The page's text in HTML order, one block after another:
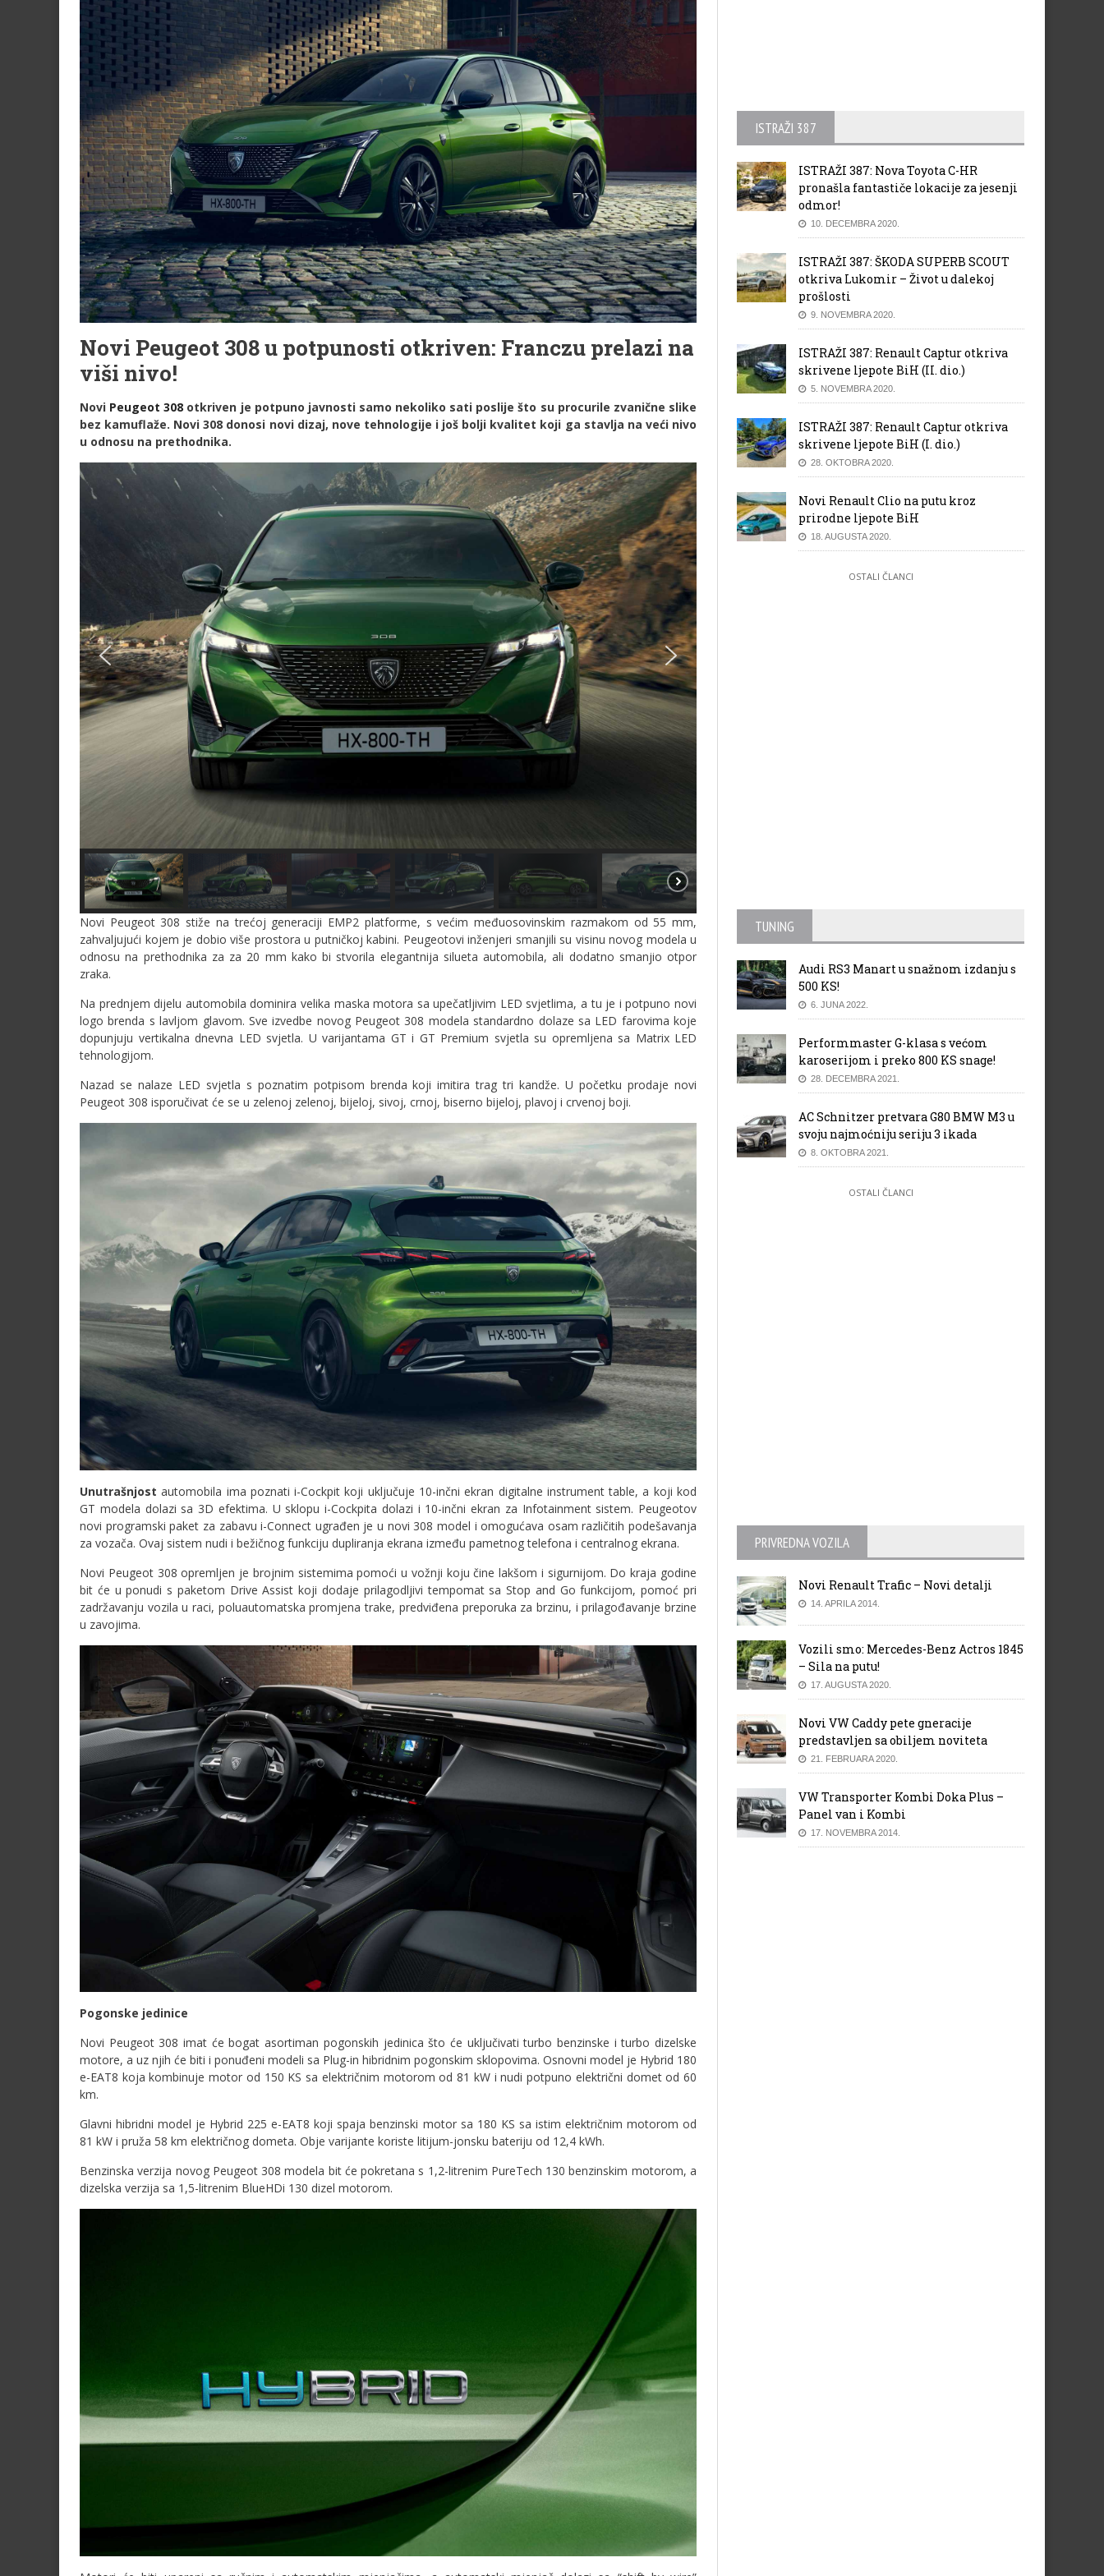
Novi Peugeot 308 u potpunosti otkriven: Franczu prelazi na
viši nivo!
Novi Peugeot 308 otkriven je potpuno javnosti samo nekoliko sati poslije što su procurile zvanične slike
bez kamuflaže. Novi 308 donosi novi dizaj, nove tehnologije i još bolji kvalitet koji ga stavlja na veći nivo
u odnosu na prethodnika.
Novi Peugeot 308 stiže na trećoj generaciji EMP2 platforme, s većim međuosovinskim razmakom od 55 mm,
zahvaljujući kojem je dobio više prostora u putničkoj kabini. Peugeotovi inženjeri smanjili su visinu novog modela u
odnosu na prethodnika za za 20 mm kako bi stvorila elegantnija silueta automobila, ali dodatno smanjio otpor
zraka.
Na prednjem dijelu automobila dominira velika maska motora sa upečatljivim LED svjetlima, a tu je i potpuno novi
logo brenda s lavljom glavom. Sve izvedbe novog Peugeot 308 modela standardno dolaze sa LED farovima koje
dopunjuju vertikalna dnevna LED svjetla. U varijantama GT i GT Premium svjetla su opremljena sa Matrix LED
tehnologijom.
Nazad se nalaze LED svjetla s poznatim potpisom brenda koji imitira trag tri kandže. U početku prodaje novi
Peugeot 308 isporučivat će se u zelenoj zelenoj, bijeloj, sivoj, crnoj, biserno bijeloj, plavoj i crvenoj boji.
Unutrašnjost automobila ima poznati i-Cockpit koji uključuje 10-inčni ekran digitalne instrument table, a koji kod
GT modela dolazi sa 3D efektima. U sklopu i-Cockpita dolazi i 10-inčni ekran za Infotainment sistem. Peugeotov
novi programski paket za zabavu i-Connect ugrađen je u novi 308 model i omogućava osam različitih podešavanja
za vozača. Ovaj sistem nudi i bežičnog funkciju dupliranja ekrana između pametnog telefona i centralnog ekrana.
Novi Peugeot 308 opremljen je brojnim sistemima pomoći u vožnji koju čine lakšom i sigurnijom. Do kraja godine
bit će u ponudi s paketom Drive Assist koji dodaje prilagodljivi tempomat sa Stop and Go funkcijom, pomoć pri
zadržavanju vozila u raci, poluautomatska promjena trake, predviđena preporuka za brzinu, i prilagođavanje brzine
u zavojima.
Pogonske jedinice
Novi Peugeot 308 imat će bogat asortiman pogonskih jedinica što će uključivati turbo benzinske i turbo dizelske
motore, a uz njih će biti i ponuđeni modeli sa Plug-in hibridnim pogonskim sklopovima. Osnovni model je Hybrid 180
e-EAT8 koja kombinuje motor od 150 KS sa električnim motorom od 81 kW i nudi potpuno električni domet od 60
km.
Glavni hibridni model je Hybrid 225 e-EAT8 koji spaja benzinski motor sa 180 KS sa istim električnim motorom od
81 kW i pruža 58 km električnog dometa. Obje varijante koriste litijum-jonsku bateriju od 12,4 kWh.
Benzinska verzija novog Peugeot 308 modela bit će pokretana s 1,2-litrenim PureTech 130 benzinskim motorom, a
dizelska verzija sa 1,5-litrenim BlueHDi 130 dizel motorom.
ISTRAŽI 387
ISTRAŽI 387: Nova Toyota C-HR
pronašla fantastiče lokacije za jesenji
odmor!
10. DECEMBRA 2020.
ISTRAŽI 387: ŠKODA SUPERB SCOUT
otkriva Lukomir – Život u dalekoj
prošlosti
9. NOVEMBRA 2020.
ISTRAŽI 387: Renault Captur otkriva
skrivene ljepote BiH (II. dio.)
5. NOVEMBRA 2020.
ISTRAŽI 387: Renault Captur otkriva
skrivene ljepote BiH (I. dio.)
28. OKTOBRA 2020.
Novi Renault Clio na putu kroz
prirodne ljepote BiH
18. AUGUSTA 2020.
OSTALI ČLANCI
TUNING
Audi RS3 Manart u snažnom izdanju s
500 KS!
6. JUNA 2022.
Performmaster G-klasa s većom
karoserijom i preko 800 KS snage!
28. DECEMBRA 2021.
AC Schnitzer pretvara G80 BMW M3 u
svoju najmoćniju seriju 3 ikada
8. OKTOBRA 2021.
OSTALI ČLANCI
PRIVREDNA VOZILA
Novi Renault Trafic – Novi detalji
14. APRILA 2014.
Vozili smo: Mercedes-Benz Actros 1845
– Sila na putu!
17. AUGUSTA 2020.
Novi VW Caddy pete gneracije
predstavljen sa obiljem noviteta
21. FEBRUARA 2020.
VW Transporter Kombi Doka Plus –
Panel van i Kombi
17. NOVEMBRA 2014.